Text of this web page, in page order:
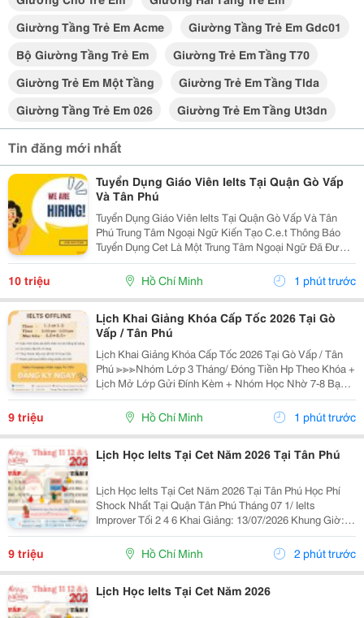
Giường Tầng Trẻ Em Acme
Giường Tầng Trẻ Em Gdc01
Bộ Giường Tầng Trẻ Em
Giường Trẻ Em Tầng T70
Giường Trẻ Em Một Tầng
Giường Trẻ Em Tầng Tlda
Giường Tầng Trẻ Em 026
Giường Trẻ Em Tầng Ut3dn
Tin đăng mới nhất
Tuyển Dụng Giáo Viên Ielts Tại Quận Gò Vấp
Và Tân Phú
Tuyển Dụng Giáo Viên Ielts Tại Quận Gò Vấp Và Tân
Phú Trung Tâm Ngoại Ngữ Kiến Tạo C.e.t Thông Báo
Tuyển Dụng Cet Là Một Trung Tâm Ngoại Ngữ Đã Được
Thành Lập 16 Năm Chuyên Về Chương Trình Anh Văn
Học Thuật Ielts &Ndash; Toefl Ibt. Trung Tâm...
10 triệu Hồ Chí Minh 1 phút trước
Lịch Khai Giảng Khóa Cấp Tốc 2026 Tại Gò
Vấp / Tân Phú
Lịch Khai Giảng Khóa Cấp Tốc 2026 Tại Gò Vấp / Tân
Phú ≫≫≫Nhóm Lớp 3 Tháng/ Đóng Tiền Hp Theo Khóa +
Lịch Mở Lớp Gửi Đính Kèm + Nhóm Học Nhờ 7-8 Bạn/
Lớp + Giáo Trình Ielts Có Band Điểm Lộ Trình, Sách
Nước Ngoài Bám Sát + Chia Đều 4 Kỹ...
9 triệu Hồ Chí Minh 1 phút trước
Lịch Học Ielts Tại Cet Năm 2026 Tại Tân Phú
Lịch Học Ielts Tại Cet Năm 2026 Tại Tân Phú Học Phí
Shock Nhất Tại Quận Tân Phú Tháng 07 1/ Ielts
Improver Tối 2 4 6 Khai Giảng: 13/07/2026 Khung Giờ:
18:00 Đến 21:00 Học Phí Ưu Đãi 5% Khi Đăng Ký 2/ Ielts
Basic Tối 3 5 7 Khai...
9 triệu Hồ Chí Minh 2 phút trước
Lịch Học Ielts Tại Cet Năm 2026